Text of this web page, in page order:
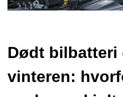
Dødt bilbatteri
vinteren: